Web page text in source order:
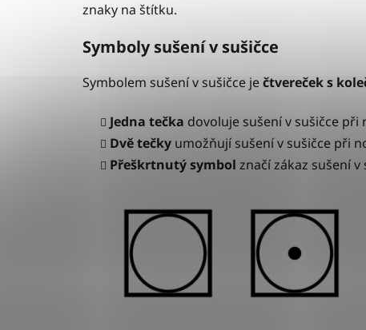
znaky na štítku.
Symboly sušení v sušičce
Symbolem sušení v sušičce ječtvereček s
Jedna tečka dovoluje sušení v sušičce při
Dvě tečky umožňují sušení v sušičce při
Přeškrtnutý symbol značí zákaz sušení v